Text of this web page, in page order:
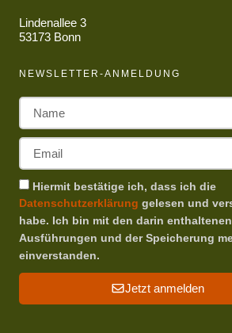
Lindenallee 3
53173 Bonn
NEWSLETTER-ANMELDUNG
Hiermit bestätige ich, dass ich die
Datenschutzerklärung gelesen und
habe. Ich bin mit den darin enthaltenen
Ausführungen und der Speicherung
einverstanden.
Jetzt anmelden